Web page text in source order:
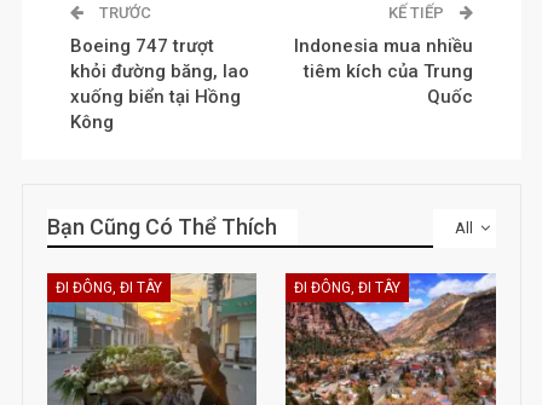
TRƯỚC
Boeing 747 trượt
khỏi đường băng, lao
xuống biển tại Hồng
Kông
KẾ TIẾP
Indonesia mua nhiều
tiêm kích của Trung
Quốc
All
Bạn Cũng Có Thể Thích
ĐI ĐÔNG, ĐI TÂY ĐI ĐÔNG, ĐI TÂY